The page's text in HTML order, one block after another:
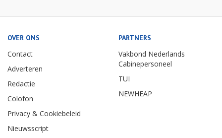
OVER ONS
Contact
Adverteren
Redactie
Colofon
Privacy & Cookiebeleid
Nieuwsscript
PARTNERS
Vakbond Nederlands
Cabinepersoneel
TUI
NEWHEAP